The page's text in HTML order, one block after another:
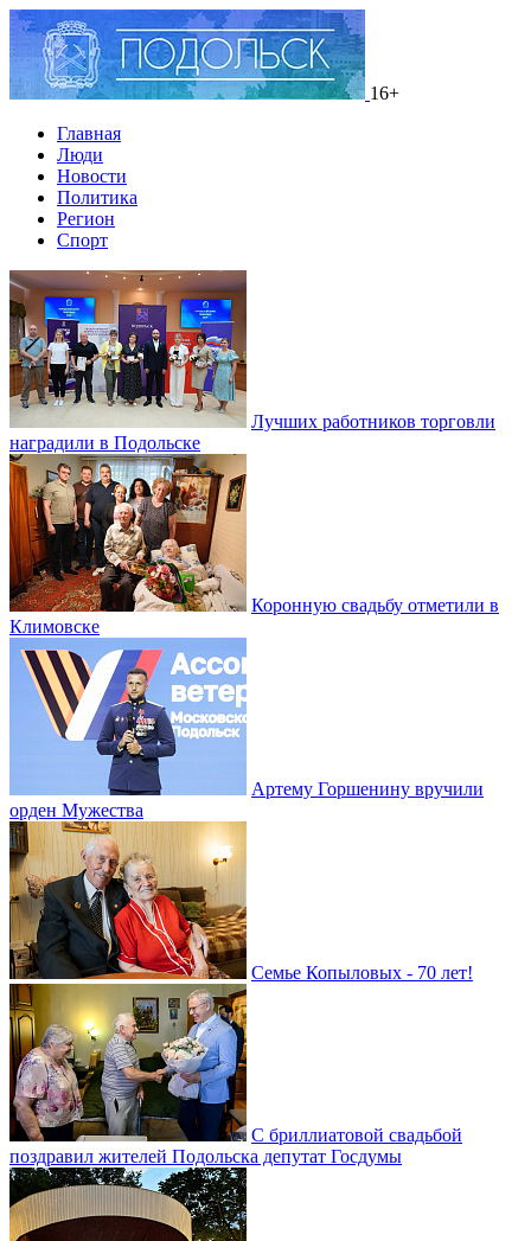
16+
Главная
Люди
Новости
Политика
Регион
Спорт
Лучших работников торговли
наградили в Подольске
Коронную свадьбу отметили в
Климовске
Артему Горшенину вручили
орден Мужества
Семье Копыловых - 70 лет!
С бриллиатовой свадьбой
поздравил жителей Подольска депутат Госдумы